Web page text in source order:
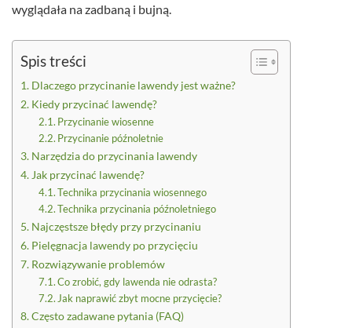
wyglądała na zadbaną i bujną.
Spis treści
Dlaczego przycinanie lawendy jest ważne?
Kiedy przycinać lawendę?
Przycinanie wiosenne
Przycinanie późnoletnie
Narzędzia do przycinania lawendy
Jak przycinać lawendę?
Technika przycinania wiosennego
Technika przycinania późnoletniego
Najczęstsze błędy przy przycinaniu
Pielęgnacja lawendy po przycięciu
Rozwiązywanie problemów
Co zrobić, gdy lawenda nie odrasta?
Jak naprawić zbyt mocne przycięcie?
Często zadawane pytania (FAQ)